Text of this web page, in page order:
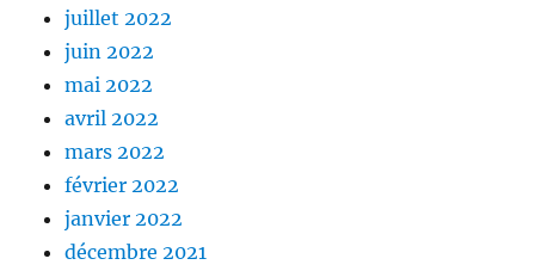
juillet 2022
juin 2022
mai 2022
avril 2022
mars 2022
février 2022
janvier 2022
décembre 2021